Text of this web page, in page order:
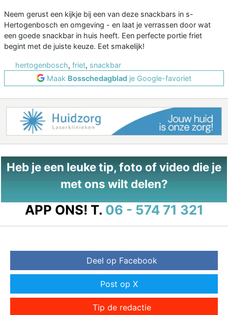
Neem gerust een kijkje bij een van deze snackbars in s-
Hertogenbosch en omgeving - en laat je verrassen door wat
een goede snackbar in huis heeft. Een perfecte portie friet
begint met de juiste keuze. Eet smakelijk!
hertogenbosch, friet, snackbar
Maak Bosschedagblad je Google-favoriet
Heb je een leuke tip, foto of video die je
met ons wilt delen?
APP ONS! T. 06 - 574 71 321
Deel op Facebook
Post op X
Tip de redactie